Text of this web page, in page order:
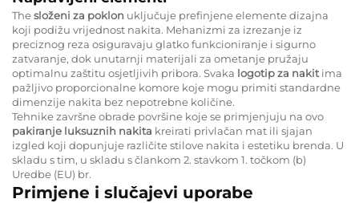
Thesloženi za poklon uključuje prefinjene elemente dizajna
koji podižu vrijednost nakita. Mehanizmi za izrezanje iz
preciznog reza osiguravaju glatko funkcioniranje i sigurno
zatvaranje, dok unutarnji materijali za ometanje pružaju
optimalnu zaštitu osjetljivih pribora. Svaka logotip za nakit ima
pažljivo proporcionalne komore koje mogu primiti standardne
dimenzije nakita bez nepotrebne količine.
Tehnike završne obrade površine koje se primjenjuju na ovo
pakiranje luksuznih nakita kreirati privlačan mat ili sjajan
izgled koji dopunjuje različite stilove nakita i estetiku brenda. U
skladu s tim, u skladu s člankom 2. stavkom 1. točkom (b)
Uredbe (EU) br.
Primjene i slučajevi uporabe